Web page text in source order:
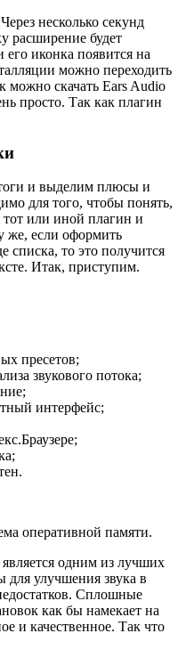
несколько секунд
расширение будет
его иконка появится на
можно переходить
можно скачать Ears Audio
просто. Так как плагин
и выделим плюсы и
для того, чтобы понять,
тот или иной плагин и
же, если оформить
списка, то это получится
Итак, приступим.
пресетов;
звукового потока;
интерфейс;
оперативной памяти.
одним из лучших
для улучшения звука в
Сплошные
как бы намекает на
и качественное. Так что